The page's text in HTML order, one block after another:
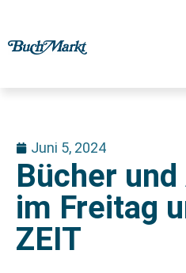
Juni 5, 2024
Bücher
im Freitag
ZEIT